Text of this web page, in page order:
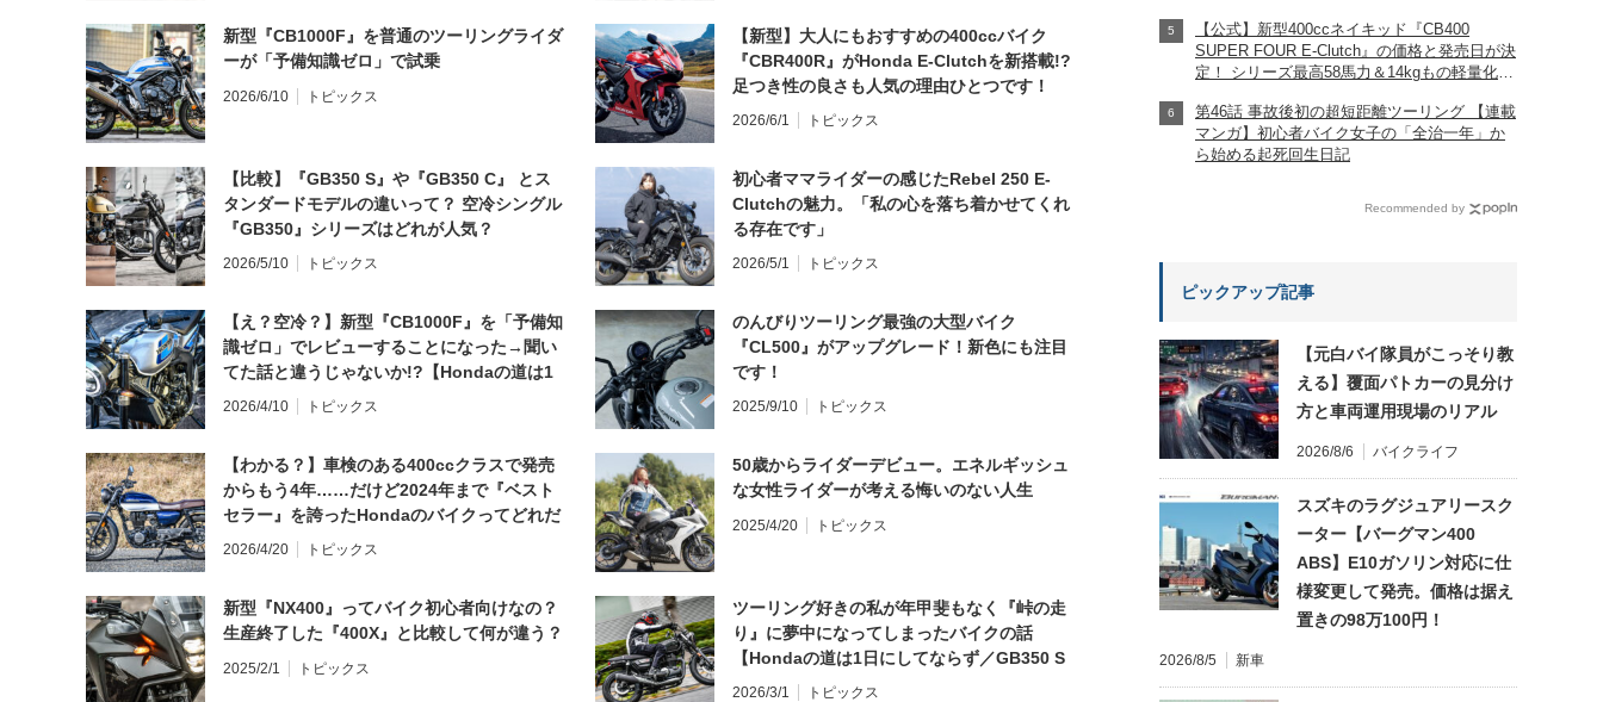
新型『CB1000F』を普通のツーリングライダ
ーが「予備知識ゼロ」で試乗
2026/6/10 トピックス
【新型】大人にもおすすめの400ccバイク
『CBR400R』がHonda E-Clutchを新搭載!?
足つき性の良さも人気の理由ひとつです！
2026/6/1 トピックス
【比較】『GB350 S』や『GB350 C』 とス
タンダードモデルの違いって？ 空冷シングル
『GB350』シリーズはどれが人気？
2026/5/10 トピックス
初心者ママライダーの感じたRebel 250 E-
Clutchの魅力。「私の心を落ち着かせてくれ
る存在です」
2026/5/1 トピックス
【え？空冷？】新型『CB1000F』を「予備知
識ゼロ」でレビューすることになった→聞い
てた話と違うじゃないか!?【Hondaの道は1
日にしてならず／CB1000F ①第一印象 編】
2026/4/10 トピックス
のんびりツーリング最強の大型バイク
『CL500』がアップグレード！新色にも注目
です！
2025/9/10 トピックス
【わかる？】車検のある400ccクラスで発売
からもう4年……だけど2024年まで『ベスト
セラー』を誇ったHondaのバイクってどれだ
と思う？
2026/4/20 トピックス
50歳からライダーデビュー。エネルギッシュ
な女性ライダーが考える悔いのない人生
2025/4/20 トピックス
新型『NX400』ってバイク初心者向けなの？
生産終了した『400X』と比較して何が違う？
2025/2/1 トピックス
ツーリング好きの私が年甲斐もなく『峠の走
り』に夢中になってしまったバイクの話
【Hondaの道は1日にしてならず／GB350 S
インプレ・レビュー 前編】
2026/3/1 トピックス
【公式】新型400ccネイキッド『CB400
SUPER FOUR E-Clutch』の価格と発売日が決
定！ シリーズ最高58馬力＆14kgもの軽量化!?
【Honda2026新車ニュース】
第46話 事故後初の超短距離ツーリング 【連載
マンガ】初心者バイク女子の「全治一年」か
ら始める起死回生日記
Recommended by
ピックアップ記事
【元白バイ隊員がこっそり教
える】覆面パトカーの見分け
方と車両運用現場のリアル
2026/8/6 バイクライフ
スズキのラグジュアリースク
ーター【バーグマン400
ABS】E10ガソリン対応に仕
様変更して発売。価格は据え
置きの98万100円！
2026/8/5 新車